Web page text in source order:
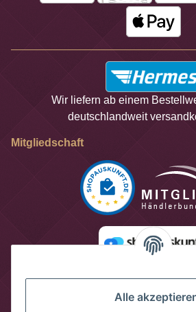
Alle
Wir liefern ab einem
deutschlandweit
Mitgliedschaft